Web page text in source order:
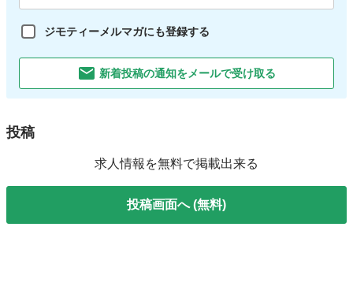
ジモティーメルマガにも登録する
新着投稿の通知をメールで受け取る
投稿
求人情報を無料で掲載出来る
投稿画面へ (無料)